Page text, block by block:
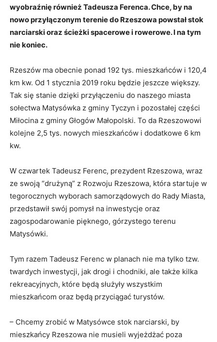
wyobraźnię również Tadeusza Ferenca. Chce, by na
nowo przyłączonym terenie do Rzeszowa powstał stok
narciarski oraz ścieżki spacerowe i rowerowe. I na tym
nie koniec.
Rzeszów ma obecnie ponad 192 tys. mieszkańców i 120,4
km kw. Od 1 stycznia 2019 roku będzie jeszcze większy.
Tak się stanie dzięki przyłączeniu do naszego miasta
sołectwa Matysówka z gminy Tyczyn i pozostałej części
Miłocina z gminy Głogów Małopolski. To da Rzeszowowi
kolejne 2,5 tys. nowych mieszkańców i dodatkowe 6 km
kw.
W czwartek Tadeusz Ferenc, prezydent Rzeszowa, wraz
ze swoją “drużyną” z Rozwoju Rzeszowa, która startuje w
tegorocznych wyborach samorządowych do Rady Miasta,
przedstawił swój pomysł na inwestycje oraz
zagospodarowanie pięknego, górzystego terenu
Matysówki.
Tym razem Tadeusz Ferenc w planach nie ma tylko tzw.
twardych inwestycji, jak drogi i chodniki, ale także kilka
rekreacyjnych, które będą służyły wszystkim
mieszkańcom oraz będą przyciągać turystów.
– Chcemy zrobić w Matysówce stok narciarski, by
mieszkańcy Rzeszowa nie musieli wyjeżdżać poza